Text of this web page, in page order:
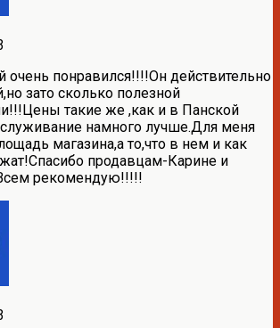
очень понравился!!!!Он действительно
зато сколько полезной
такие же ,как и в Панской
намного лучше.Для меня
магазина,а то,что в нем и как
продавцам-Карине и
рекомендую!!!!!